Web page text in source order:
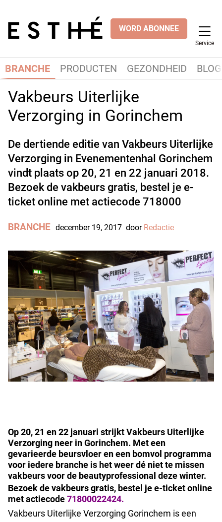
WORD ABONNEE
Service
BRANCHE PRODUCTEN GEZONDHEID
Vakbeurs Uiterlijke
Verzorging in Gorinchem
De dertiende editie van Vakbeurs Uiterlijke
Verzorging in Evenementenhal Gorinchem
vindt plaats op 20, 21 en 22 januari 2018.
Bezoek de vakbeurs gratis, bestel je e-
ticket online met actiecode 718000
BRANCHE december 19, 2017 door Redactie
Op 20, 21 en 22 januari strijkt Vakbeurs Uiterlijke
Verzorging neer in Gorinchem. Met een
gevarieerde beursvloer en een bomvol programma
voor iedere branche is het weer dé niet te missen
vakbeurs voor de beautyprofessional deze winter.
Bezoek de vakbeurs gratis, bestel je e-ticket online
met actiecode71800022424.
Vakbeurs Uiterlijke Verzorging Gorinchem is een